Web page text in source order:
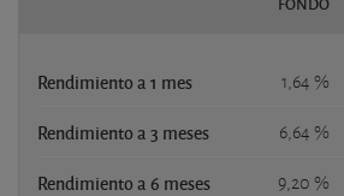
Rendimiento a 1 mes 1,64 %
Rendimiento a 3 meses 6,64 %
Rendimiento a 6 meses 9,20 %